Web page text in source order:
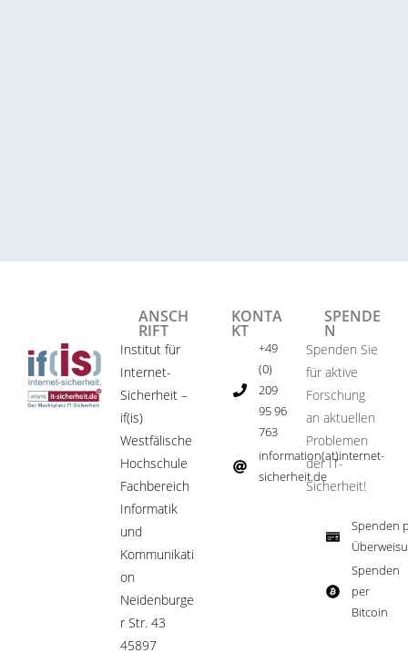
ANSCH
RIFT
Institut für
Internet-
Sicherheit –
if(is)
Westfälische
Hochschule
Fachbereich
Informatik
und
Kommunikati
on
Neidenburge
r Str. 43
45897
KONTA
KT
+49
(0)
209
95 96
763
information(at)internet-
sicherheit.de ​
SPENDE
N
Spenden Sie
für aktive
Forschung
an aktuellen
Problemen
der IT-
Sicherheit!​
Spenden
Spenden
per
Bitcoin​